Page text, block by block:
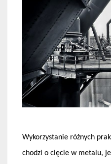
Wykorzystanie różnych
chodzi o cięcie w metalu,